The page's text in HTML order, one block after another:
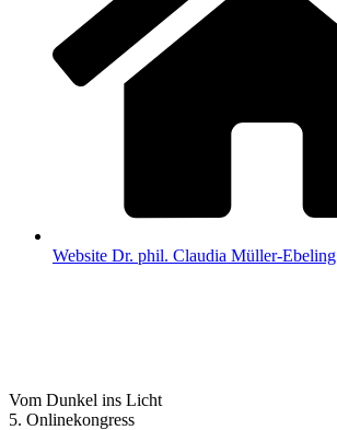
Web­site Dr. phil. Clau­dia Müller-Ebeling
Vom Dunkel ins Licht
5. Onlinekongress